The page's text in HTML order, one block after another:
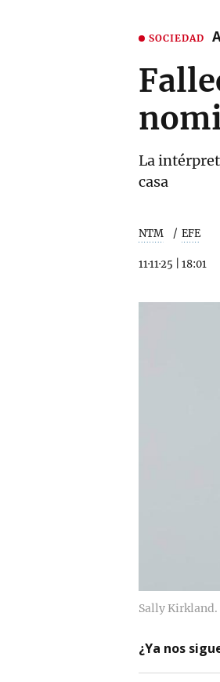
SOCIEDAD
La
casa
NTM EFE
11·11·25 18:01
Sally Kirkland.
¿Ya nos